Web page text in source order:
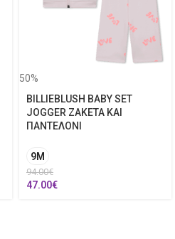
50%
BILLIEBLUSH BABY SET
JOGGER ΖΑΚΕΤΑ ΚΑΙ
ΠΑΝΤΕΛΟΝΙ
9M
94.00€
47.00€